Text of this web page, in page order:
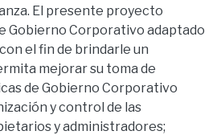
El presente proyecto
Gobierno Corporativo adaptado
el fin de brindarle un
mejorar su toma de
de Gobierno Corporativo
y control de las
y administradores;